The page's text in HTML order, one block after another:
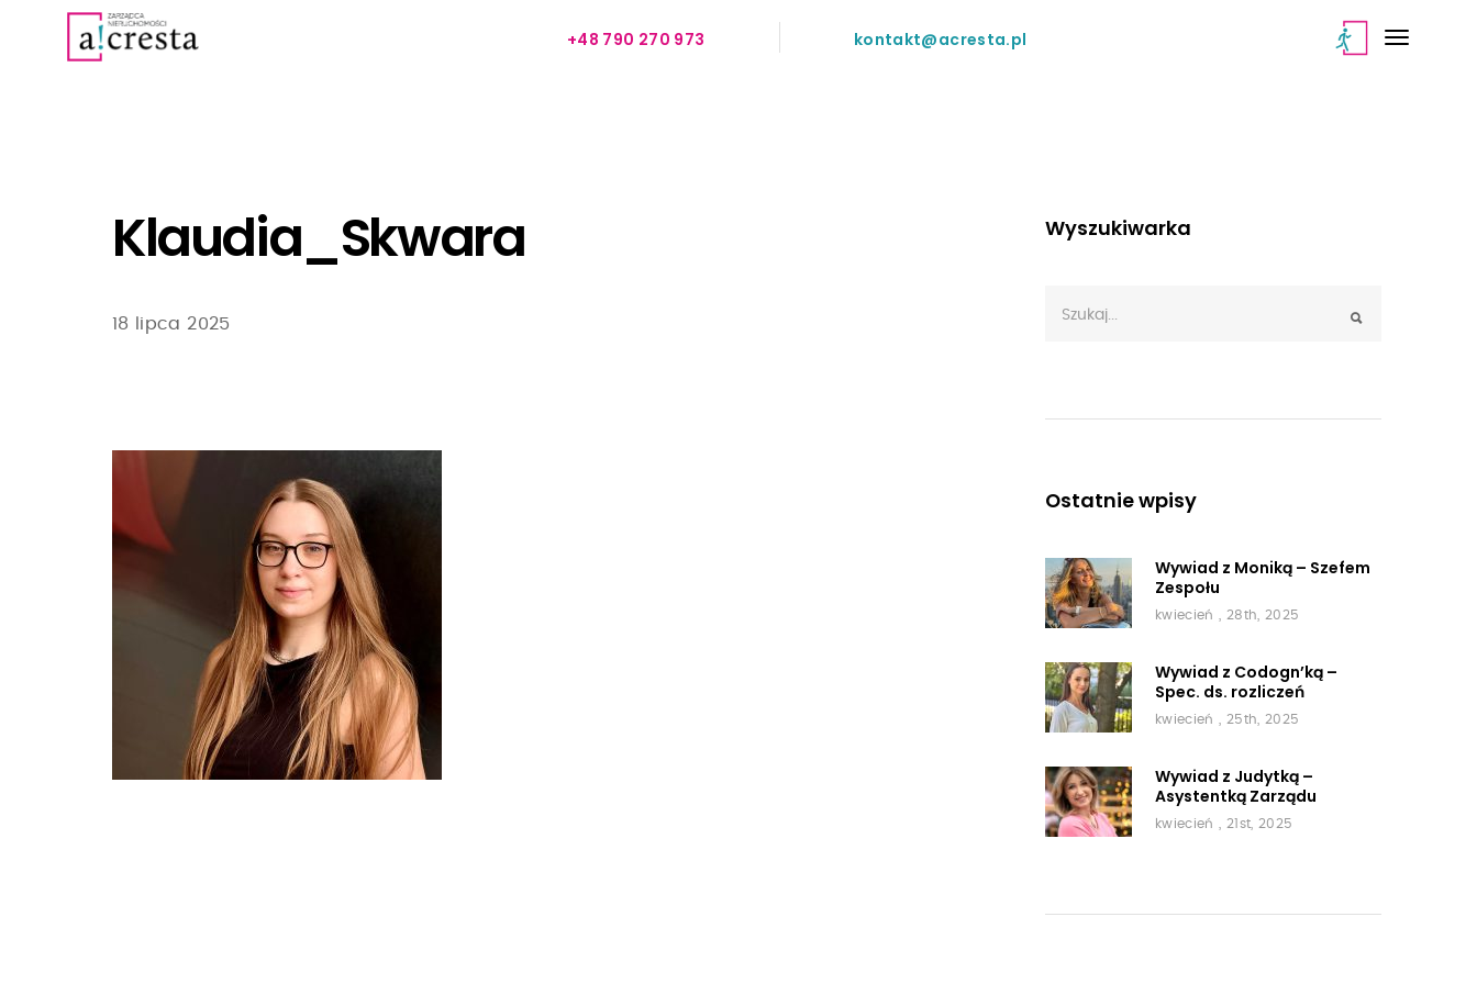
+48 790 270 973 kontakt@acresta.pl
Klaudia_Skwara
18 lipca 2025
Wyszukiwarka
Ostatnie wpisy
Wywiad z Moniką – Szefem
Zespołu
kwiecień , 28th, 2025
Wywiad z Codogn’ką –
Spec. ds. rozliczeń
kwiecień , 25th, 2025
Wywiad z Judytką –
Asystentką Zarządu
kwiecień , 21st, 2025